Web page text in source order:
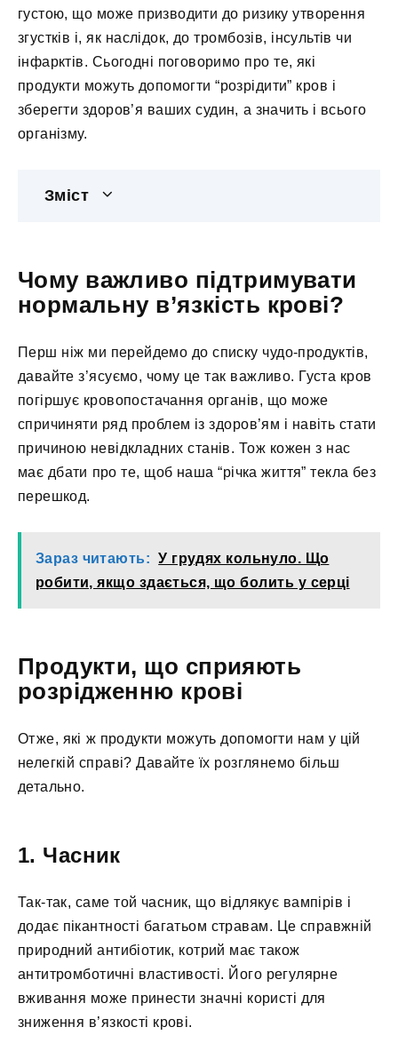
густою, що може призводити до ризику утворення
згустків і, як наслідок, до тромбозів, інсультів чи
інфарктів. Сьогодні поговоримо про те, які
продукти можуть допомогти “розрідити” кров і
зберегти здоров’я ваших судин, а значить і всього
організму.
Зміст
Чому важливо підтримувати
нормальну в’язкість крові?
Перш ніж ми перейдемо до списку чудо-продуктів,
давайте з’ясуємо, чому це так важливо. Густа кров
погіршує кровопостачання органів, що може
спричиняти ряд проблем із здоров’ям і навіть стати
причиною невідкладних станів. Тож кожен з нас
має дбати про те, щоб наша “річка життя” текла без
перешкод.
Зараз читають: У грудях кольнуло. Що
робити, якщо здається, що болить у серці
Продукти, що сприяють
розрідженню крові
Отже, які ж продукти можуть допомогти нам у цій
нелегкій справі? Давайте їх розглянемо більш
детально.
1. Часник
Так-так, саме той часник, що відлякує вампірів і
додає пікантності багатьом стравам. Це справжній
природний антибіотик, котрий має також
антитромботичні властивості. Його регулярне
вживання може принести значні користі для
зниження в’язкості крові.